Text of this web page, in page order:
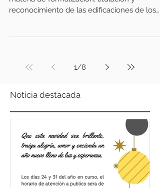
reconocimiento de las edificaciones de los
1/8
Noticia destacada